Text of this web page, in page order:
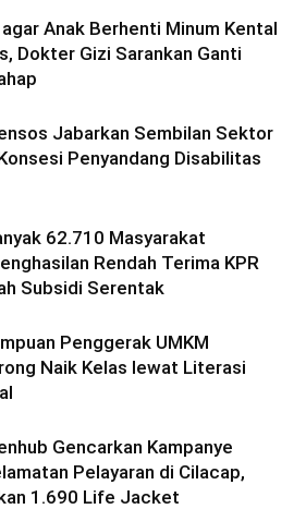
Anak Berhenti Minum Kental
Dokter Gizi Sarankan Ganti
Jabarkan Sembilan Sektor
Penyandang Disabilitas
62.710 Masyarakat
Rendah Terima KPR
Subsidi Serentak
Penggerak UMKM
Naik Kelas lewat Literasi
Gencarkan Kampanye
Pelayaran di Cilacap,
1.690 Life Jacket